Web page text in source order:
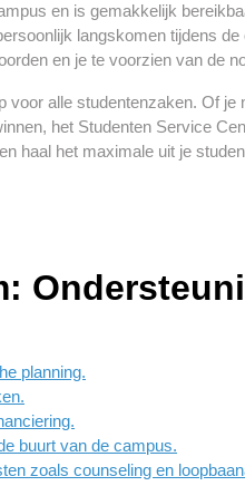
en is gemakkelijk
langskomen tijdens de
en je te voorzien van de
alle studentenzaken. Of je
het Studenten Service
haal het maximale uit je
planning.
buurt van de campus.
zoals counseling en